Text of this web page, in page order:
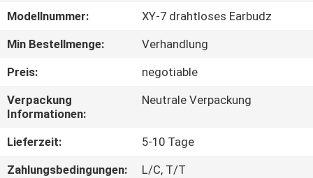
AUSFLUG
QUALITÄTSKONTROLLE
TRETEN
SIE
MIT
Modellnummer:
XY-7 drahtloses Earbudz
Min Bestellmenge:
Verhandlung
Preis:
negotiable
Verpackung
Informationen:
Neutrale Verpackung
Lieferzeit:
5-10 Tage
Zahlungsbedingungen:
L/C, T/T